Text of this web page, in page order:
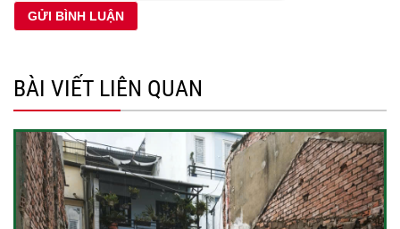
BÀI VIẾT LIÊN QUAN